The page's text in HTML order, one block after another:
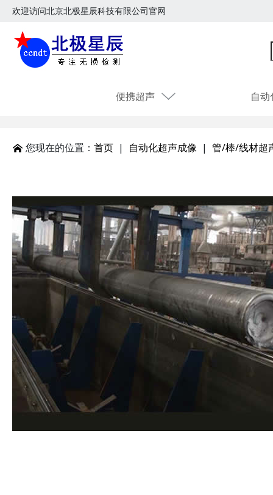
欢迎访问北京北极星辰科技有限公司官网
便携超声 自
您现在的位置： 首页| 自动化超声成像| 管/棒/线材超